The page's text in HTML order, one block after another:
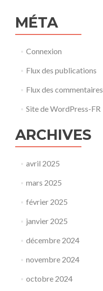
MÉTA
Connexion
Flux des publications
Flux des commentaires
Site de WordPress-FR
ARCHIVES
avril 2025
mars 2025
février 2025
janvier 2025
décembre 2024
novembre 2024
octobre 2024